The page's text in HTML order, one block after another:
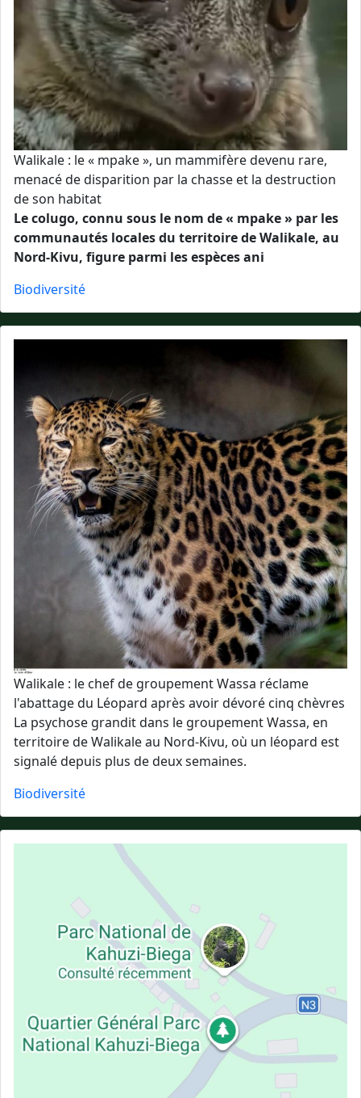
Walikale : le « mpake », un mammifère devenu rare,
menacé de disparition par la chasse et la destruction
de son habitat
Le colugo, connu sous le nom de « mpake » par les
communautés locales du territoire de Walikale, au
Nord-Kivu, figure parmi les espèces ani
Biodiversité
Walikale : le chef de groupement Wassa réclame
l'abattage du Léopard après avoir dévoré cinq chèvres
La psychose grandit dans le groupement Wassa, en
territoire de Walikale au Nord-Kivu, où un léopard est
signalé depuis plus de deux semaines.
Biodiversité